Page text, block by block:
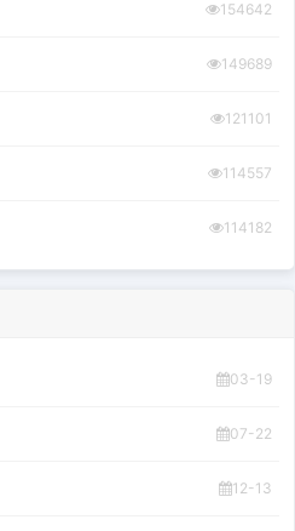
154642
149689
121101
114557
114182
03-19
07-22
12-13